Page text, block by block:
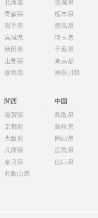
北海道
青森県
岩手県
宮城県
秋田県
山形県
福島県
茨城県
栃木県
群馬県
埼玉県
千葉県
東京都
神奈川県
関西
滋賀県
京都府
大阪府
兵庫県
奈良県
和歌山県
中国
鳥取県
島根県
岡山県
広島県
山口県